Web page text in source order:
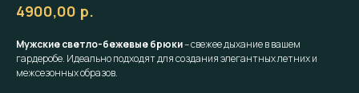
4900,00 р.
Мужские светло-бежевые брюки– свежее дыхание в вашем
гардеробе. Идеально подходят для создания элегантных летних и
межсезонных образов.